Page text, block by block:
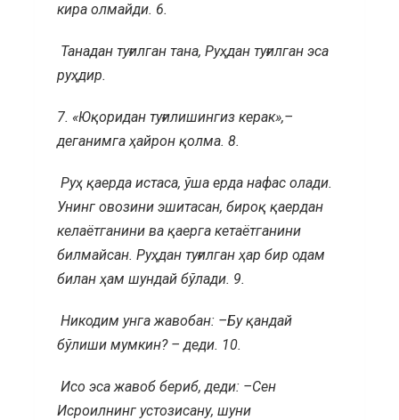
кира олмайди. 6.
Танадан туғилган тана, Руҳдан туғилган эса
руҳдир.
7. «Юқоридан туғилишингиз керак»,–
деганимга ҳайрон қолма. 8.
Руҳ қаерда истаса, ўша ерда нафас олади.
Унинг овозини эшитасан, бироқ қаердан
келаётганини ва қаерга кетаётганини
билмайсан. Руҳдан туғилган ҳар бир одам
билан ҳам шундай бўлади. 9.
Никодим унга жавобан: –Бу қандай
бўлиши мумкин? – деди. 10.
Исо эса жавоб бериб, деди: –Сен
Исроилнинг устозисану, шуни